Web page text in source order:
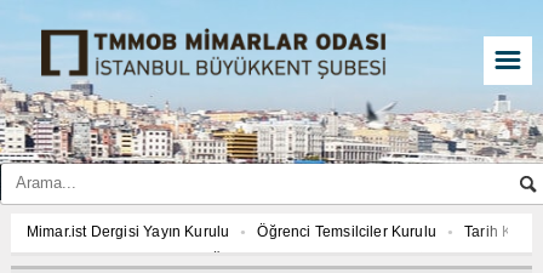
☰
Mimar.ist Dergisi Yayın Kurulu Öğrenci Temsilciler Kurulu
Tarih